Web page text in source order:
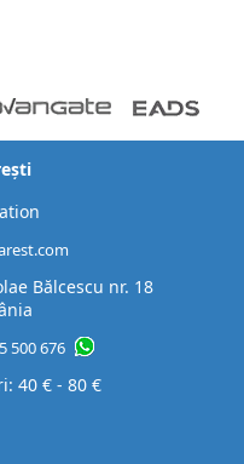
Bălcescu nr. 18
500 676
40 € - 80 €